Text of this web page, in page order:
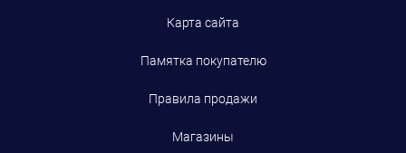
Карта сайта
Памятка покупателю
Правила продажи
Магазины